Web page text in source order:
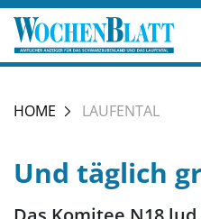
HOME LAUFENTAL
Und täglich